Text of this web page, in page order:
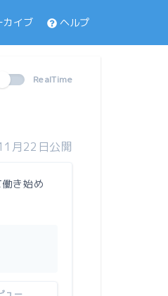
カイブ ヘルプ
RealTime
月22日公開
き始め